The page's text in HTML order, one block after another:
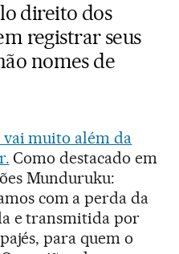
direito dos
registrar seus
nomes de
vai muito além da
Como destacado em
Munduruku:
com a perda da
e transmitida por
para quem o